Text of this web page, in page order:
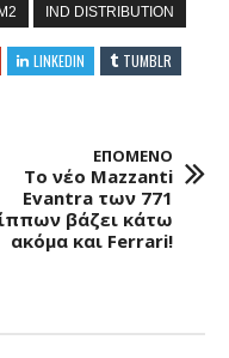
IND DISTRIBUTION
LINKEDIN
TUMBLR
ΕΠΟΜΕΝΟ
Το νέο Mazzanti
Evantra των 771
ίππων βάζει κάτω
ακόμα και Ferrari!